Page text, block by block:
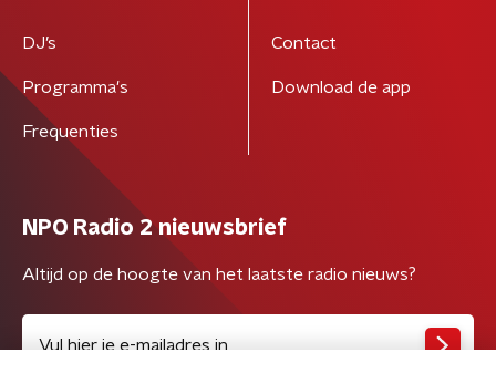
DJ’s
Programma's
Frequenties
Contact
Download de app
NPO Radio 2 nieuwsbrief
Altijd op de hoogte van het laatste radio nieuws?